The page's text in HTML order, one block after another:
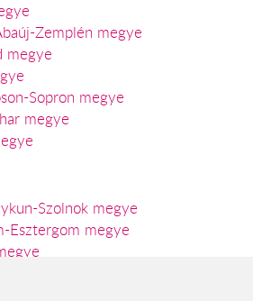
Zemplén megye
megye
Sopron megye
megye
Szolnok megye
Esztergom megye
Bereg megye